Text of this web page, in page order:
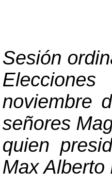
Sesión
noviembre
señores
quien
Max Alberto